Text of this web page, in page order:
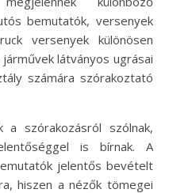
bemutatók, versenyek
versenyek különösen
látványos ugrásai
számára szórakoztató
a szórakozásról szólnak,
is bírnak. A
jelentős bevételt
hiszen a nézők tömegei